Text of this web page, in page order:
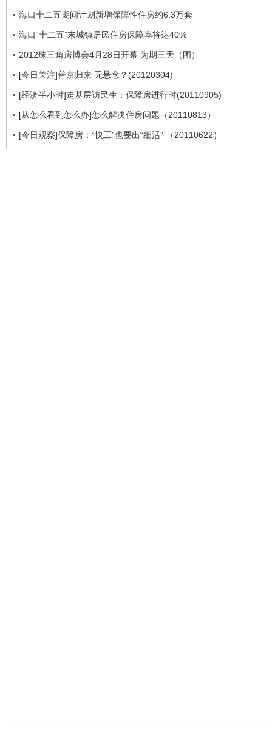
海口十二五期间计划新增保障性住房约6.3万套
海口“十二五”末城镇居民住房保障率将达40%
2012珠三角房博会4月28日开幕 为期三天（图）
[今日关注]普京归来 无悬念？(20120304)
[经济半小时]走基层访民生：保障房进行时(20110905)
[从怎么看到怎么办]怎么解决住房问题（20110813）
[今日观察]保障房：“快工”也要出“细活” （20110622）